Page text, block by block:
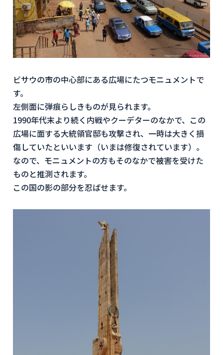
ビサウの市の中心部にある広場にたつモニュメントで
す。
左側面に弾痕らしきものが見られます。
1990年代末より続く内戦やクーデターのなかで、この
広場に面する大統領官邸も攻撃され、一時は大きく損
傷していたといいます（いまは修復されています）。
なので、モニュメントの方もそのなかで被害を受けた
ものと推測されます。
この国の影の部分を忍ばせます。